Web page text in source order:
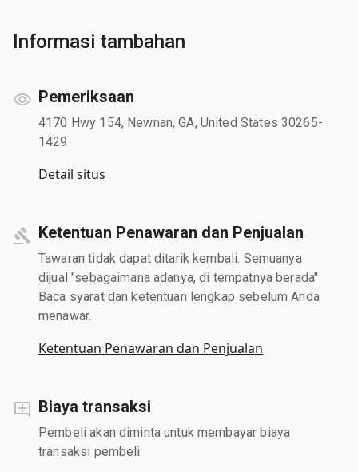
Informasi tambahan
Pemeriksaan
4170 Hwy 154, Newnan, GA, United States 30265-
1429
Detail situs
Ketentuan Penawaran dan Penjualan
Tawaran tidak dapat ditarik kembali. Semuanya
dijual "sebagaimana adanya, di tempatnya berada"
Baca syarat dan ketentuan lengkap sebelum Anda
menawar.
Ketentuan Penawaran dan Penjualan
Biaya transaksi
Pembeli akan diminta untuk membayar biaya
transaksi pembeli